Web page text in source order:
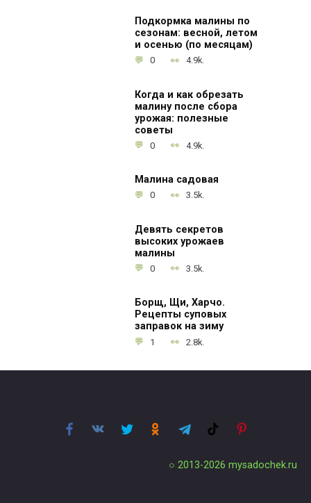
Подкормка малины по
сезонам: весной, летом
и осенью (по месяцам)
0 4.9k.
Когда и как обрезать
малину после сбора
урожая: полезные
советы
0 4.9k.
Малина садовая
0 3.5k.
Девять секретов
высоких урожаев
малины
0 3.5k.
Борщ, Щи, Харчо.
Рецепты суповых
заправок на зиму
1 2.8k.
○ 2013-2026 mysadochek.ru